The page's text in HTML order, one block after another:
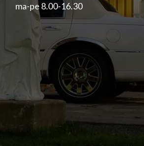
ma-pe 8.00-16.30